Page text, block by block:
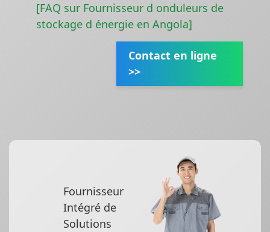
[FAQ sur Fournisseur d onduleurs de
stockage d énergie en Angola]
Contact en ligne
>>
Fournisseur
Intégré de
Solutions